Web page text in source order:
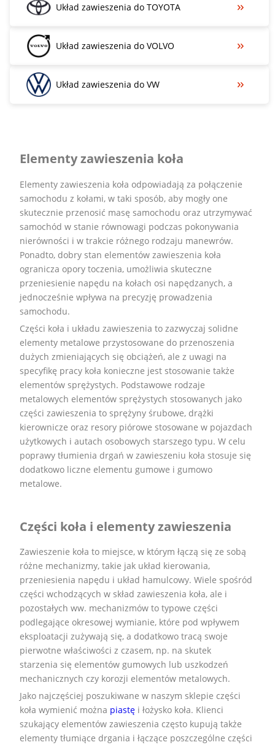
Układ zawieszenia do TOYOTA
Układ zawieszenia do VOLVO
Układ zawieszenia do VW
Elementy zawieszenia koła
Elementy zawieszenia koła odpowiadają za połączenie
samochodu z kołami, w taki sposób, aby mogły one
skutecznie przenosić masę samochodu oraz utrzymywać
samochód w stanie równowagi podczas pokonywania
nierówności i w trakcie różnego rodzaju manewrów.
Ponadto, dobry stan elementów zawieszenia koła
ogranicza opory toczenia, umożliwia skuteczne
przeniesienie napędu na kołach osi napędzanych, a
jednocześnie wpływa na precyzję prowadzenia
samochodu.
Części koła i układu zawieszenia to zazwyczaj solidne
elementy metalowe przystosowane do przenoszenia
dużych zmieniających się obciążeń, ale z uwagi na
specyfikę pracy koła konieczne jest stosowanie także
elementów sprężystych. Podstawowe rodzaje
metalowych elementów sprężystych stosowanych jako
części zawieszenia to sprężyny śrubowe, drążki
kierownicze oraz resory piórowe stosowane w pojazdach
użytkowych i autach osobowych starszego typu. W celu
poprawy tłumienia drgań w zawieszeniu koła stosuje się
dodatkowo liczne elementu gumowe i gumowo
metalowe.
Części koła i elementy zawieszenia
Zawieszenie koła to miejsce, w którym łączą się ze sobą
różne mechanizmy, takie jak układ kierowania,
przeniesienia napędu i układ hamulcowy. Wiele spośród
części wchodzących w skład zawieszenia koła, ale i
pozostałych ww. mechanizmów to typowe części
podlegające okresowej wymianie, które pod wpływem
eksploatacji zużywają się, a dodatkowo tracą swoje
pierwotne właściwości z czasem, np. na skutek
starzenia się elementów gumowych lub uszkodzeń
mechanicznych czy korozji elementów metalowych.
Jako najczęściej poszukiwane w naszym sklepie części
koła wymienić można piastę i łożysko koła. Klienci
szukający elementów zawieszenia często kupują także
elementy tłumiące drgania i łączące poszczególne części